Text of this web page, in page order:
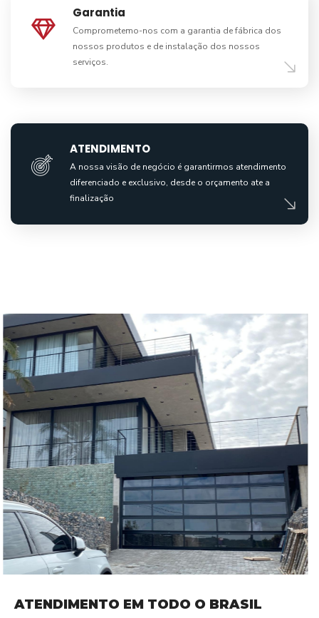
Garantia
Comprometemo-nos com a garantia de fábrica dos
nossos produtos e de instalação dos nossos
serviços.
ATENDIMENTO
A nossa visão de negócio é garantirmos atendimento
diferenciado e exclusivo, desde o orçamento ate a
finalização
ATENDIMENTO EM TODO O BRASIL